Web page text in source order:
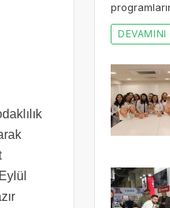
DEVAMINI